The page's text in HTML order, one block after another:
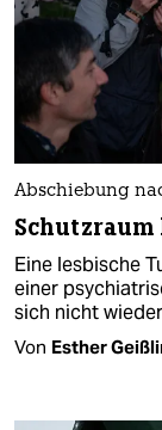
Abschiebung
Eine lesbische
einer
sich nicht
Von Esther